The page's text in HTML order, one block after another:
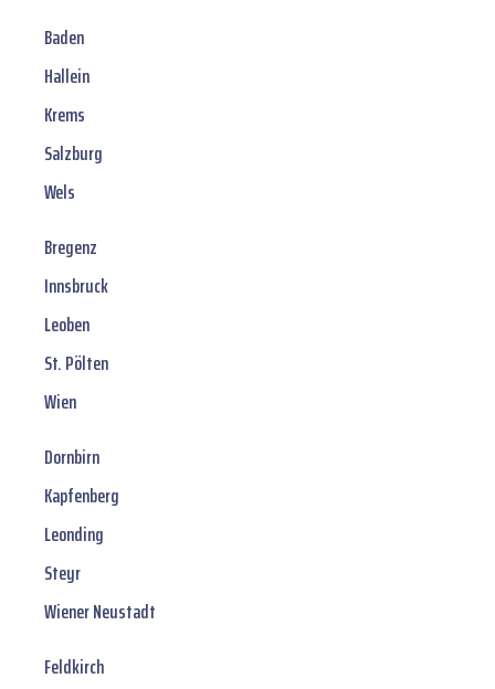
Baden
Hallein
Krems
Salzburg
Wels
Bregenz
Innsbruck
Leoben
St. Pölten
Wien
Dornbirn
Kapfenberg
Leonding
Steyr
Wiener Neustadt
Feldkirch